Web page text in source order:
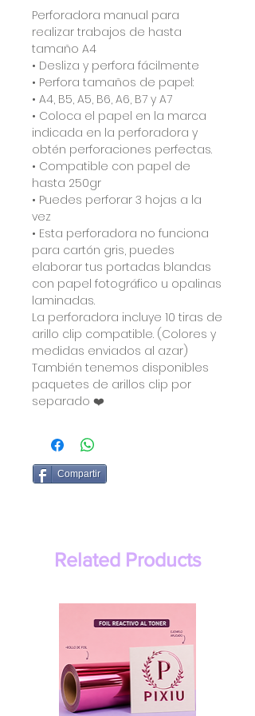
Perforadora manual para
realizar trabajos de hasta
tamaño A4
• Desliza y perfora fácilmente
• Perfora tamaños de papel:
• A4, B5, A5, B6, A6, B7 y A7
• Coloca el papel en la marca
indicada en la perforadora y
obtén perforaciones perfectas.
• Compatible con papel de
hasta 250gr
• Puedes perforar 3 hojas a la
vez
• Esta perforadora no funciona
para cartón gris, puedes
elaborar tus portadas blandas
con papel fotográfico u opalinas
laminadas.
La perforadora incluye 10 tiras de
arillo clip compatible. (Colores y
medidas enviados al azar)
También tenemos disponibles
paquetes de arillos clip por
separado ❤️
Compartir
Related Products